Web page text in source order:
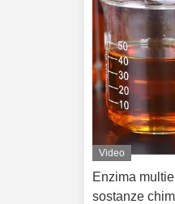
Video
Enzima
sostanze